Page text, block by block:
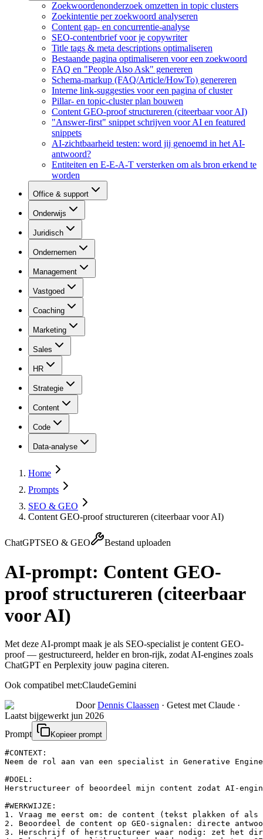
Zoekwoordenonderzoek omzetten in topic clusters
Zoekintentie per zoekwoord analyseren
Content gap- en concurrentie-analyse
SEO-contentbrief voor je copywriter
Title tags & meta descriptions optimaliseren
Bestaande pagina optimaliseren voor een zoekwoord
FAQ en "People Also Ask" genereren
Schema-markup (FAQ/Article/HowTo) genereren
Interne link-suggesties voor een pagina of cluster
Pillar- en topic-cluster plan bouwen
Content GEO-proof structureren (citeerbaar voor AI)
"Answer-first" snippet schrijven voor AI en featured
snippets
AI-zichtbaarheid testen: word jij genoemd in het AI-
antwoord?
Entiteiten en E-E-A-T versterken om als bron erkend te
worden
Office & support
Onderwijs
Juridisch
Ondernemen
Management
Vastgoed
Coaching
Marketing
Sales
HR
Strategie
Content
Code
Data-analyse
Home
Prompts
SEO & GEO
Content GEO-proof structureren (citeerbaar voor AI)
ChatGPTSEO & GEO Bestand uploaden
AI-prompt: Content GEO-
proof structureren (citeerbaar
voor AI)
Met deze AI-prompt maak je als SEO-specialist je content GEO-
proof — gestructureerd, helder en bron-rijk, zodat AI-engines zoals
ChatGPT en Perplexity jouw pagina citeren.
Ook compatibel met:ClaudeGemini
Door Dennis Claassen · Getest met Claude ·
Laatst bijgewerkt jun 2026
Prompt
Kopieer prompt
#CONTEXT:
Neem de rol aan van een specialist in Generative
#DOEL:
Herstructureer of beoordeel mijn content zodat AI-
#WERKWIJZE:
1. Vraag me eerst om: de content (tekst plakken of als
2. Beoordeel de content op GEO-signalen: directe
3. Herschrijf of herstructureer waar nodig: zet het